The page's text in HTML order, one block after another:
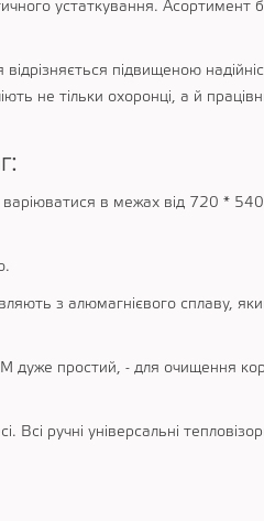
устаткування. Асортимент
підвищеною
не тільки охоронці, а й
варіюватися в межах від 720 *
з алюмагнієвого сплаву,
дуже простий, - для очищення
ручні універсальні